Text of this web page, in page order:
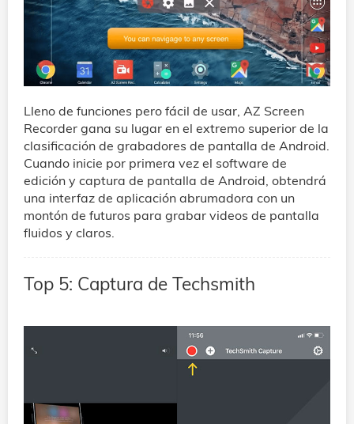
Lleno de funciones pero fácil de usar, AZ Screen
Recorder gana su lugar en el extremo superior de la
clasificación de grabadores de pantalla de Android.
Cuando inicie por primera vez el software de
edición y captura de pantalla de Android, obtendrá
una interfaz de aplicación abrumadora con un
montón de futuros para grabar videos de pantalla
fluidos y claros.
Top 5: Captura de Techsmith